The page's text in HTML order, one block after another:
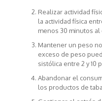
Realizar actividad
la actividad física
menos 30 minutos al
Mantener un peso
exceso de peso
sistólica entre 2 y 10
Abandonar el
los productos de